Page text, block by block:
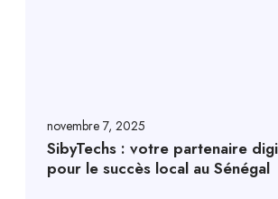
novembre 7, 2025
SibyTechs : votre partenaire
pour le succès local au Sénégal